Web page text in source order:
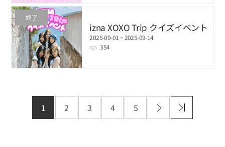
終了
izna XOXO Trip クイズイベント
2025-09-01 ~ 2025-09-14
354
1 2 3 4 5